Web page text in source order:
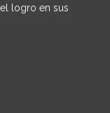
logro en sus